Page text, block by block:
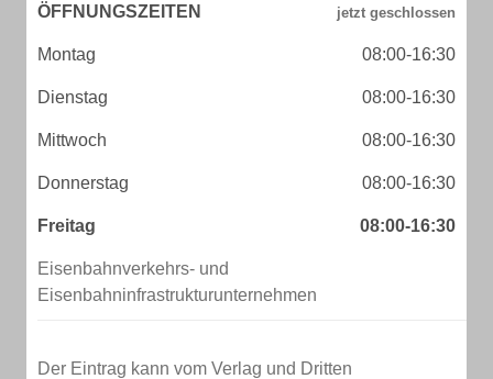
ÖFFNUNGSZEITEN
Montag 08:00-16:30
Dienstag 08:00-16:30
Mittwoch 08:00-16:30
Donnerstag 08:00-16:30
Freitag 08:00-16:30
Eisenbahnverkehrs- und
Eisenbahninfrastrukturunternehmen
Der Eintrag kann vom Verlag und Dritten